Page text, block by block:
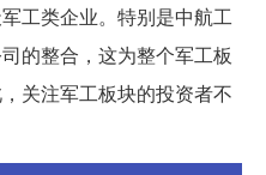
工类企业。特别是中航工
的整合，这为整个军工板
关注军工板块的投资者不